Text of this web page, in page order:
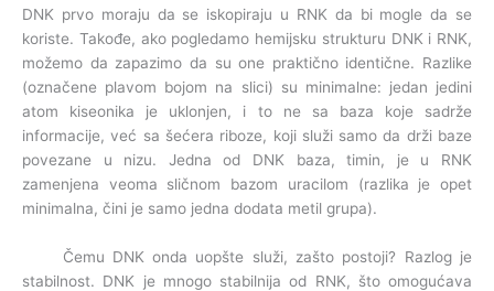
DNK prvo moraju da se iskopiraju u RNK da bi mogle da se
koriste. Takođe, ako pogledamo hemijsku strukturu DNK i RNK,
možemo da zapazimo da su one praktično identične. Razlike
(označene plavom bojom na slici) su minimalne: jedan jedini
atom kiseonika je uklonjen, i to ne sa baza koje sadrže
informacije, već sa šećera riboze, koji služi samo da drži baze
povezane u nizu. Jedna od DNK baza, timin, je u RNK
zamenjena veoma sličnom bazom uracilom (razlika je opet
minimalna, čini je samo jedna dodata metil grupa).
Čemu DNK onda uopšte služi, zašto postoji? Razlog je
stabilnost. DNK je mnogo stabilnija od RNK, što omogućava